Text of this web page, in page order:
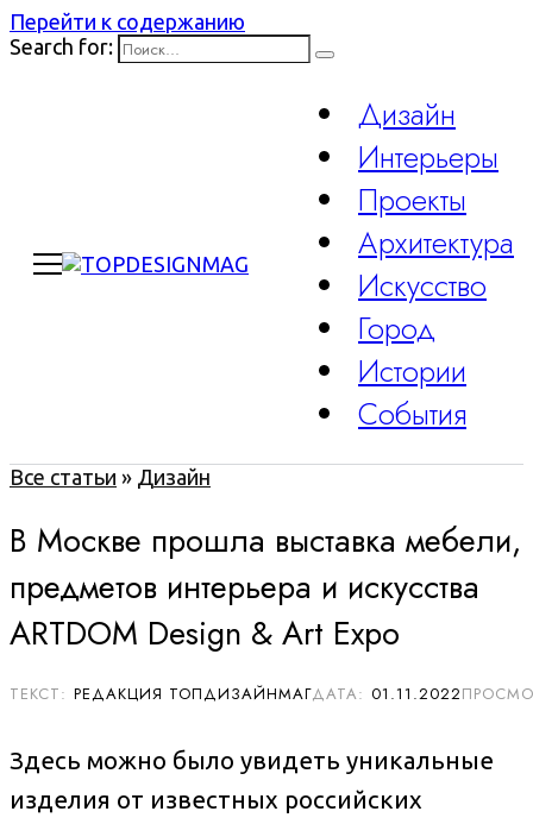
Перейти к содержанию
Search for:
Дизайн
Интерьеры
Проекты
Архитектура
Искусство
Город
Истории
События
Все статьи » Дизайн
В Москве прошла выставка мебели,
предметов интерьера и искусства
ARTDOM Design & Art Expo
РЕДАКЦИЯ ТОПДИЗАЙНМАГ 01.11.2022
Здесь можно было увидеть уникальные
изделия от известных российских